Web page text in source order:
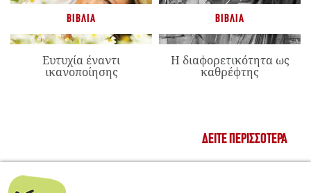
ΒΙΒΛΊΑ
Ευτυχία έναντι
ικανοποίησης
ΒΙΒΛΊΑ
Η διαφορετικότητα ως
καθρέφτης
ΔΕΊΤΕ ΠΕΡΙΣΣΌΤΕΡΑ